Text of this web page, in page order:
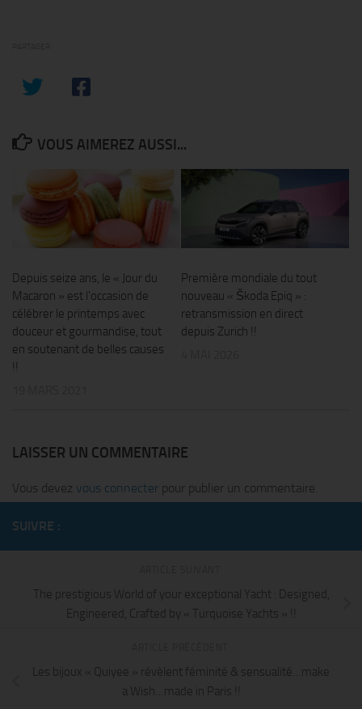
VOUS AIMEREZ AUSSI...
Depuis seize ans, le « Jour du
Macaron » est l’occasion de
célébrer le printemps avec
douceur et gourmandise, tout
en soutenant de belles causes
!!
Première mondiale du tout
nouveau « Škoda Epiq » :
retransmission en direct
depuis Zurich !!
LAISSER UN COMMENTAIRE
Vous devez vous connecter pour publier un commentaire.
SUIVRE :
The prestigious World of your exceptional Yacht : Designed,
Engineered, Crafted by « Turquoise Yachts » !!
Les bijoux « Quiyee » révèlent féminité & sensualité…make
a Wish…made in Paris !!